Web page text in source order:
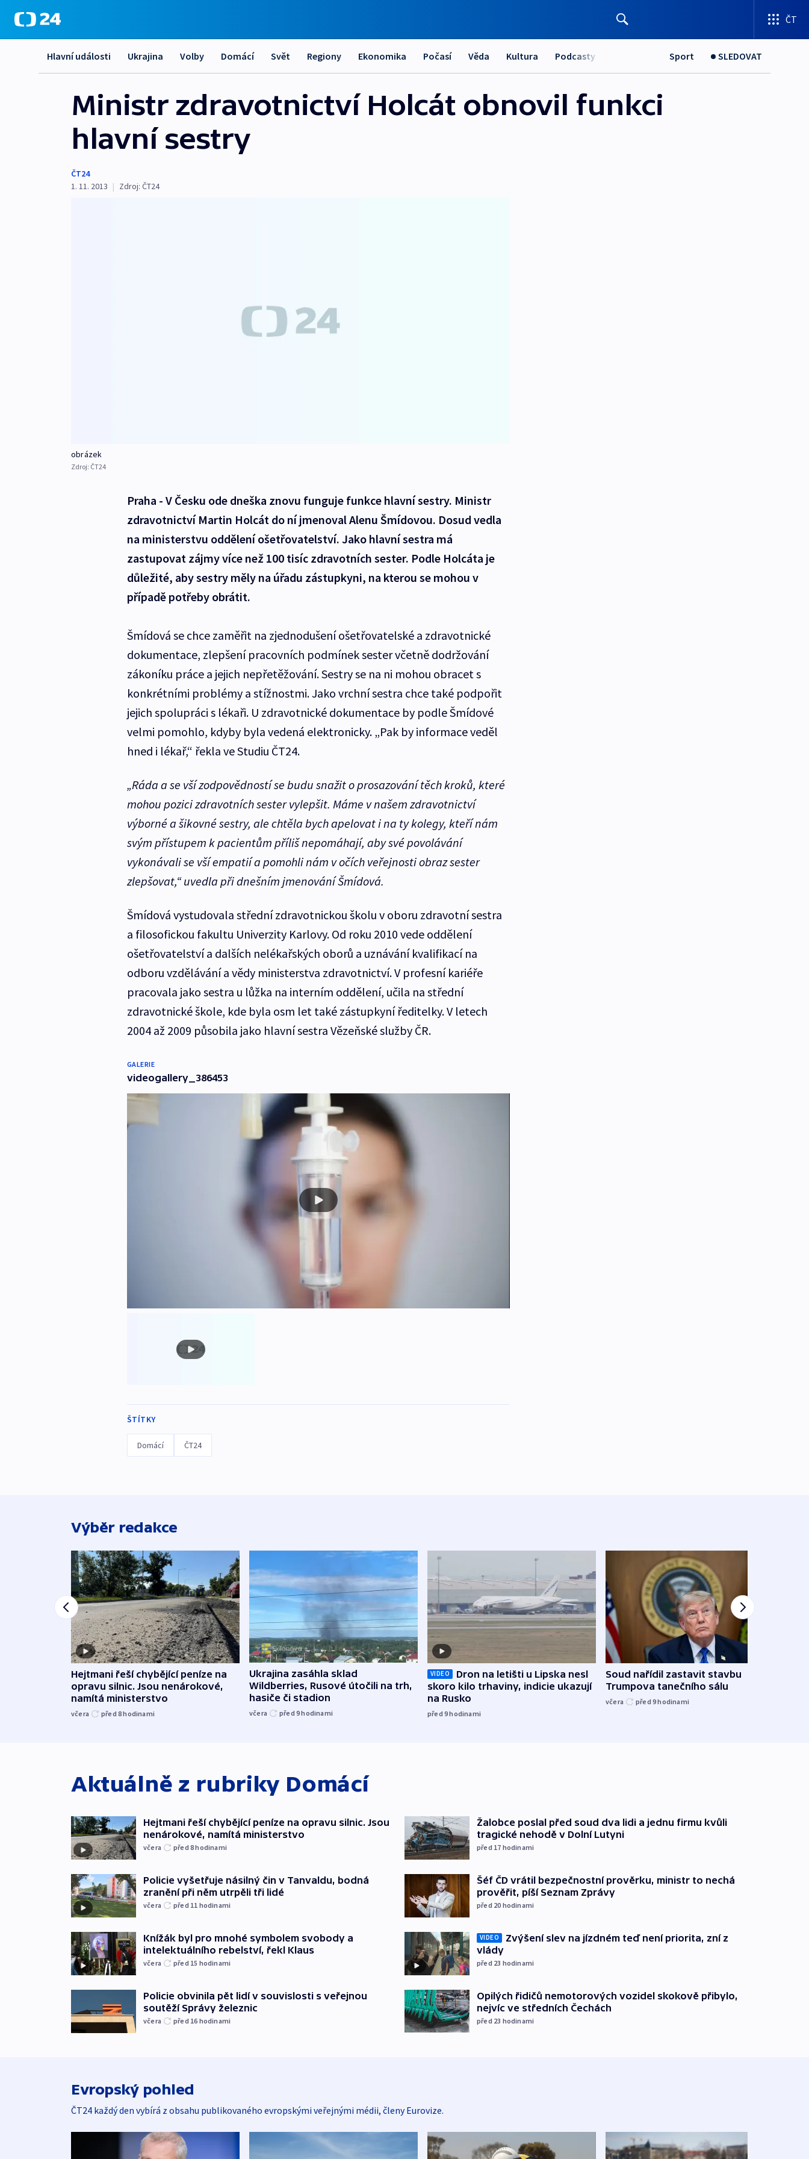
ČT
Hlavní události Ukrajina Volby Domácí Svět Regiony Ekonomika Počasí Věda Kultura Podcasty Sport SLEDOVAT
Ministr zdravotnictví Holcát obnovil funkci
hlavní sestry
ČT24
1. 11. 2013 | Zdroj: ČT24
obrázek
Zdroj: ČT24
Praha - V Česku ode dneška znovu funguje funkce hlavní sestry. Ministr
zdravotnictví Martin Holcát do ní jmenoval Alenu Šmídovou. Dosud vedla
na ministerstvu oddělení ošetřovatelství. Jako hlavní sestra má
zastupovat zájmy více než 100 tisíc zdravotních sester. Podle Holcáta je
důležité, aby sestry měly na úřadu zástupkyni, na kterou se mohou v
případě potřeby obrátit.
Šmídová se chce zaměřit na zjednodušení ošetřovatelské a zdravotnické
dokumentace, zlepšení pracovních podmínek sester včetně dodržování
zákoníku práce a jejich nepřetěžování. Sestry se na ni mohou obracet s
konkrétními problémy a stížnostmi. Jako vrchní sestra chce také podpořit
jejich spolupráci s lékaři. U zdravotnické dokumentace by podle Šmídové
velmi pomohlo, kdyby byla vedená elektronicky. „Pak by informace veděl
hned i lékař,“ řekla ve Studiu ČT24.
„Ráda a se vší zodpovědností se budu snažit o prosazování těch kroků, které
mohou pozici zdravotních sester vylepšit. Máme v našem zdravotnictví
výborné a šikovné sestry, ale chtěla bych apelovat i na ty kolegy, kteří nám
svým přístupem k pacientům příliš nepomáhají, aby své povolávání
vykonávali se vší empatií a pomohli nám v očích veřejnosti obraz sester
zlepšovat,“uvedla při dnešním jmenování Šmídová.
Šmídová vystudovala střední zdravotnickou školu v oboru zdravotní sestra
a filosofickou fakultu Univerzity Karlovy. Od roku 2010 vede oddělení
ošetřovatelství a dalších nelékařských oborů a uznávání kvalifikací na
odboru vzdělávání a vědy ministerstva zdravotnictví. V profesní kariéře
pracovala jako sestra u lůžka na interním oddělení, učila na střední
zdravotnické škole, kde byla osm let také zástupkyní ředitelky. V letech
2004 až 2009 působila jako hlavní sestra Vězeňské služby ČR.
GALERIE
videogallery_386453
ŠTÍTKY
Domácí ČT24
Výběr redakce
Hejtmani řeší chybějící peníze na
opravu silnic. Jsou nenárokové,
namítá ministerstvo
včera před 8hodinami
Ukrajina zasáhla sklad
Wildberries, Rusové útočili na trh,
hasiče či stadion
včera před 9hodinami
VIDEO
Dron na letišti u Lipska nesl
skoro kilo trhaviny, indicie ukazují
na Rusko
před 9hodinami
Soud nařídil zastavit stavbu
Trumpova tanečního sálu
včera před 9hodinami
Aktuálně z rubriky Domácí
Hejtmani řeší chybějící peníze na opravu silnic. Jsou
nenárokové, namítá ministerstvo
včera před 8hodinami
Policie vyšetřuje násilný čin v Tanvaldu, bodná
zranění při něm utrpěli tři lidé
včera před 11 hodinami
Knížák byl pro mnohé symbolem svobody a
intelektuálního rebelství, řekl Klaus
včera před 15 hodinami
Policie obvinila pět lidí v souvislosti s veřejnou
soutěží Správy železnic
včera před 16 hodinami
Žalobce poslal před soud dva lidi a jednu firmu kvůli
tragické nehodě v Dolní Lutyni
před 17 hodinami
Šéf ČD vrátil bezpečnostní prověrku, ministr to nechá
prověřit, píší Seznam Zprávy
před 20 hodinami
VIDEO
Zvýšení slev na jízdném teď není priorita, zní z
vlády
před 23 hodinami
Opilých řidičů nemotorových vozidel skokově přibylo,
nejvíc ve středních Čechách
před 23 hodinami
Evropský pohled
ČT24 každý den vybírá z obsahu publikovaného evropskými veřejnými médii, členy Eurovize.